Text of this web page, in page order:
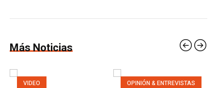
Más Noticias
VIDEO OPINIÓN & ENTREVISTAS